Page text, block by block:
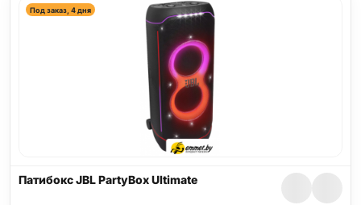
Под заказ, 4 дня
Патибокс JBL PartyBox Ultimate